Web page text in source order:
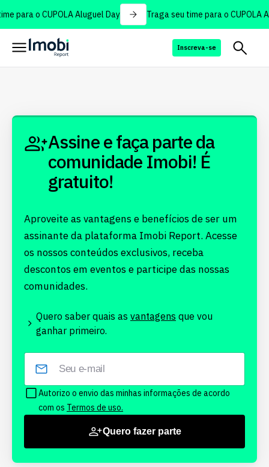
para o CUPOLA Aluguel Day Traga seu time para o CUPOLA
Inscreva-se
Assine e faça parte da
comunidade Imobi! É
gratuito!
Aproveite as vantagens e benefícios de ser um
assinante da plataforma Imobi Report. Acesse
os nossos conteúdos exclusivos, receba
descontos em eventos e participe das nossas
comunidades.
Quero saber quais as vantagens que vou
ganhar primeiro.
Autorizo o envio das minhas informações de acordo
com os Termos de uso.
Quero fazer parte